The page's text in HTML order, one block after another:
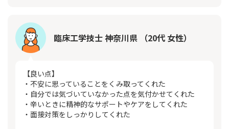
臨床工学技士 神奈川県 （20代 女性）
【良い点】
・不安に思っていることをくみ取ってくれた
・自分では気づいていなかった点を気付かせてくれた
・辛いときに精神的なサポートやケアをしてくれた
・面接対策をしっかりしてくれた